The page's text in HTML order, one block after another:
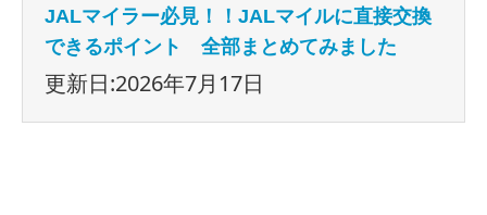
JALマイラー必見！！JALマイルに直接交換
できるポイント 全部まとめてみました
更新日:2026年7月17日